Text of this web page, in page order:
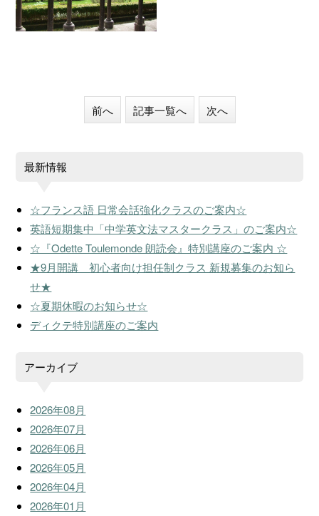
前へ 記事一覧へ 次へ
最新情報
☆フランス語 日常会話強化クラスのご案内☆
英語短期集中「中学英文法マスタークラス」のご案内☆
☆『Odette Toulemonde 朗読会』特別講座のご案内 ☆
★9月開講 初心者向け担任制クラス 新規募集のお知ら
せ★
☆夏期休暇のお知らせ☆
ディクテ特別講座のご案内
アーカイブ
2026年08月
2026年07月
2026年06月
2026年05月
2026年04月
2026年01月